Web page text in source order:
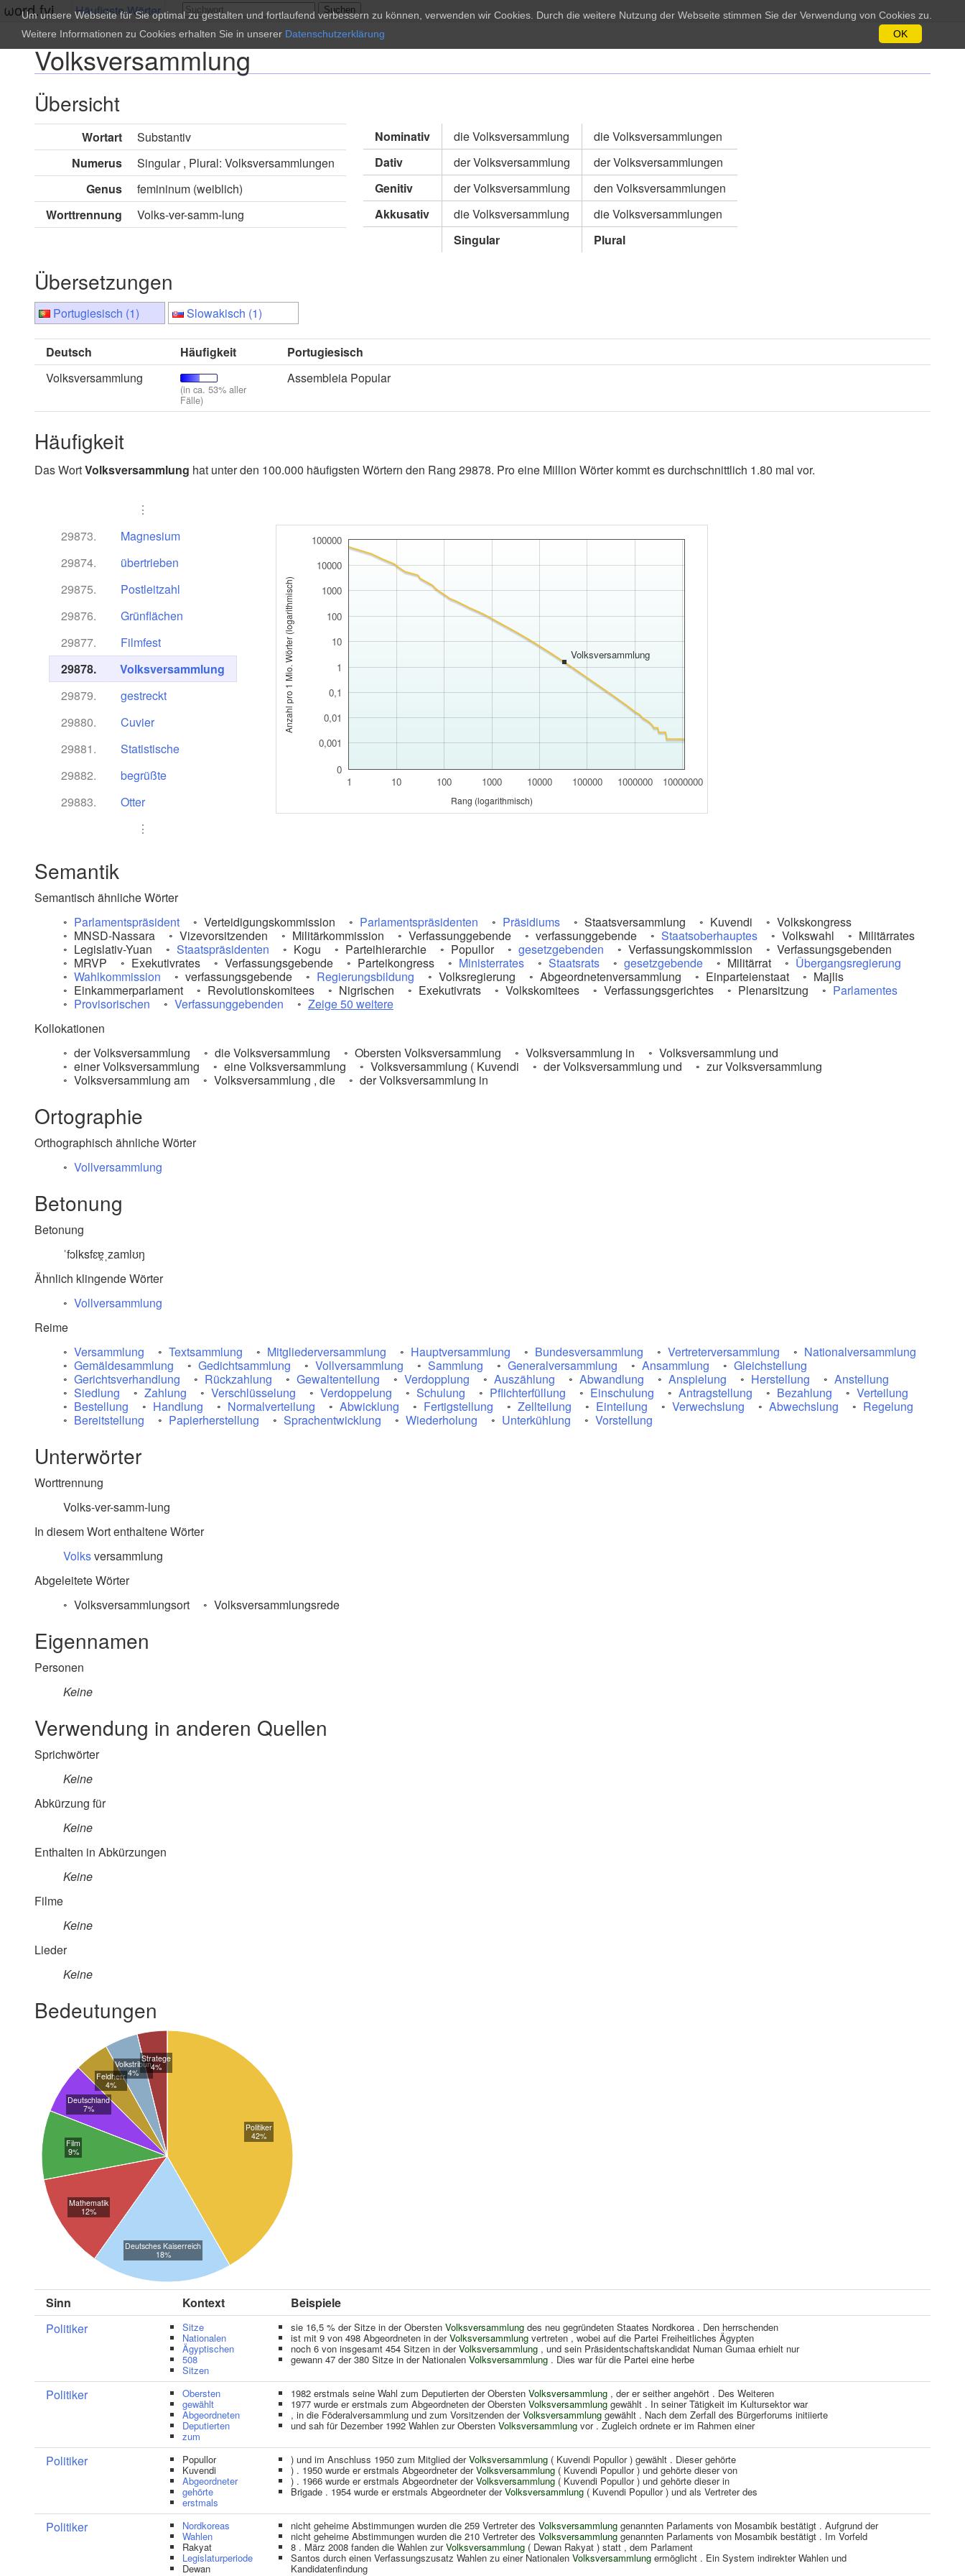
ωord.fyi Häufigste Wörter
Volksversammlung
Übersicht
Wortart
Substantiv
Numerus
Singular , Plural: Volksversammlungen
Genus
femininum (weiblich)
Worttrennung
Volks-ver-samm-lung
Nominativ die Volksversammlung
die Volksversammlungen
Dativ
der Volksversammlung
der Volksversammlungen
Genitiv
der Volksversammlung
den Volksversammlungen
Akkusativ
die Volksversammlung
die Volksversammlungen
Singular
Plural
Übersetzungen
Portugiesisch (1) Slowakisch (1)
Deutsch Häufigkeit
Portugiesisch
Volksversammlung
(in ca. 53% aller
Fälle)
Assembleia Popular
Häufigkeit
Das WortVolksversammlung hat unter den 100.000 häufigsten Wörtern den Rang 29878. Pro eine Million Wörter kommt es durchschnittlich 1.80 mal vor.
⋮
29873.
Magnesium
29874.
übertrieben
29875.
Postleitzahl
29876.
Grünflächen
29877.
Filmfest
29878.
Volksversammlung
29879.
gestreckt
29880.
Cuvier
29881.
Statistische
29882.
begrüßte
29883.
Otter
⋮
1 10 100 1000 10000 100000 1000000 10000000
0
1
10
100
1000
10000
100000
0,001
0,01
0,1
Volksversammlung
Rang (logarithmisch)
Anzahl pro 1 Mio. Wörter (logarithmisch)
Semantik
Semantisch ähnliche Wörter
Parlamentspräsident
Verteidigungskommission Parlamentspräsidenten Präsidiums Staatsversammlung Kuvendi
Volkskongress
MNSD-Nassara
Vizevorsitzenden Militärkommission Verfassunggebende verfassunggebende Staatsoberhauptes Volkswahl
Militärrates
Legislativ-Yuan
Staatspräsidenten Kogu Parteihierarchie Popullor gesetzgebenden Verfassungskommission
Verfassungsgebenden
MRVP
Exekutivrates Verfassungsgebende Parteikongress Ministerrates Staatsrats gesetzgebende Militärrat
Übergangsregierung
Wahlkommission
verfassungsgebende Regierungsbildung Volksregierung Abgeordnetenversammlung Einparteienstaat
Majlis
Einkammerparlament
Revolutionskomitees Nigrischen Exekutivrats Volkskomitees Verfassungsgerichtes Plenarsitzung
Parlamentes
Provisorischen
Verfassunggebenden
Zeige 50 weitere
Kollokationen
der Volksversammlung
die Volksversammlung Obersten Volksversammlung Volksversammlung in
Volksversammlung und
einer Volksversammlung
eine Volksversammlung Volksversammlung ( Kuvendi der Volksversammlung und
zur Volksversammlung
Volksversammlung am
Volksversammlung , die der Volksversammlung in
Ortographie
Orthographisch ähnliche Wörter
Vollversammlung
Betonung
Betonung
ˈfɔlksfɛɐ̯ˌzamlʊŋ
Ähnlich klingende Wörter
Vollversammlung
Reime
Versammlung
Textsammlung Mitgliederversammlung Hauptversammlung Bundesversammlung Vertreterversammlung
Nationalversammlung
Gemäldesammlung
Gedichtsammlung Vollversammlung Sammlung Generalversammlung Ansammlung
Gleichstellung
Gerichtsverhandlung
Rückzahlung Gewaltenteilung Verdopplung Auszählung Abwandlung Anspielung Herstellung
Anstellung
Siedlung
Zahlung Verschlüsselung Verdoppelung Schulung Pflichterfüllung Einschulung Antragstellung Bezahlung
Verteilung
Bestellung
Handlung Normalverteilung Abwicklung Fertigstellung Zellteilung Einteilung Verwechslung Abwechslung
Regelung
Bereitstellung
Papierherstellung Sprachentwicklung Wiederholung Unterkühlung Vorstellung
Unterwörter
Worttrennung
Volks-ver-samm-lung
In diesem Wort enthaltene Wörter
Volksversammlung
Abgeleitete Wörter
Volksversammlungsort
Volksversammlungsrede
Eigennamen
Personen
Keine
Verwendung in anderen Quellen
Sprichwörter
Keine
Abkürzung für
Keine
Enthalten in Abkürzungen
Keine
Filme
Keine
Lieder
Keine
Bedeutungen
Politiker
42%
Deutsches Kaiserreich
18%
Mathematik
12%
Film
9%
Deutschland
7%
Feldherr
4%
Volkstribun
4%
Stratege
4%
Sinn Kontext
Beispiele
Politiker
Sitze
Nationalen
Ägyptischen
508
Sitzen
sie 16,5 % der Sitze in der Obersten Volksversammlung des neu gegründeten Staates Nordkorea . Den herrschenden
ist mit 9 von 498 Abgeordneten in derVolksversammlung vertreten , wobei auf die Partei Freiheitliches Ägypten
noch 6 von insgesamt 454 Sitzen in derVolksversammlung , und sein Präsidentschaftskandidat Numan Gumaa erhielt nur
gewann 47 der 380 Sitze in der Nationalen Volksversammlung . Dies war für die Partei eine herbe
Politiker Obersten
gewählt
Abgeordneten
Deputierten
zum
1982 erstmals seine Wahl zum Deputierten der Obersten Volksversammlung , der er seither angehört . Des Weiteren
1977 wurde er erstmals zum Abgeordneten der Obersten Volksversammlung gewählt . In seiner Tätigkeit im Kultursektor war
, in die Föderalversammlung und zum Vorsitzenden derVolksversammlunggewählt . Nach dem Zerfall des Bürgerforums initiierte
und sah für Dezember 1992 Wahlen zur Obersten Volksversammlung vor . Zugleich ordnete er im Rahmen einer
Politiker Popullor
Kuvendi
Abgeordneter
gehörte
erstmals
) und im Anschluss 1950 zum Mitglied derVolksversammlung ( Kuvendi Popullor ) gewählt . Dieser gehörte
) . 1950 wurde er erstmals Abgeordneter derVolksversammlung ( Kuvendi Popullor ) und gehörte dieser von
) . 1966 wurde er erstmals Abgeordneter derVolksversammlung ( Kuvendi Popullor ) und gehörte dieser in
Brigade . 1954 wurde er erstmals Abgeordneter derVolksversammlung ( Kuvendi Popullor ) und als Vertreter des
Politiker Nordkoreas
Wahlen
Rakyat
Legislaturperiode
Dewan
nicht geheime Abstimmungen wurden die 259 Vertreter des Volksversammlung genannten Parlaments von Mosambik bestätigt . Aufgrund der
nicht geheime Abstimmungen wurden die 210 Vertreter des Volksversammlung genannten Parlaments von Mosambik bestätigt . Im Vorfeld
8 . März 2008 fanden die Wahlen zurVolksversammlung ( Dewan Rakyat ) statt , dem Parlament
Santos durch einen Verfassungszusatz Wahlen zu einer Nationalen Volksversammlung ermöglicht . Ein System indirekter Wahlen und
Kandidatenfindung
Um unsere Webseite für Sie optimal zu gestalten und fortlaufend verbessern zu können, verwenden wir Cookies. Durch die weitere Nutzung der Webseite stimmen Sie der Verwendung von Cookies zu.
Weitere Informationen zu Cookies erhalten Sie in unserer Datenschutzerklärung OK